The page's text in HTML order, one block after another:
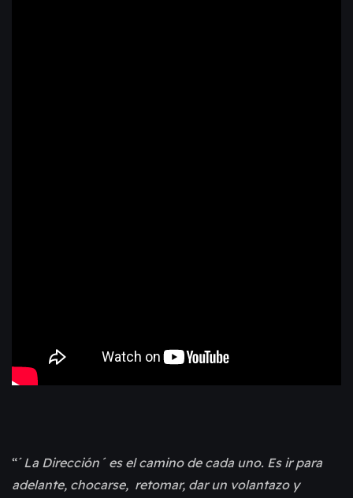
“´La Dirección´ es el camino de cada uno. Es ir para
adelante, chocarse, retomar, dar un volantazo y